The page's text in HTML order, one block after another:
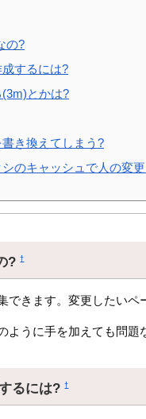
の?
するには?
とかは?
き換えてしまう?
のキャッシュで人の変
?†
できます。変更したい
ように手を加えても問題
るには?†